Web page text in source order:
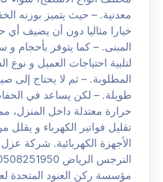
معدنية. – حيث يتميز بوزنه
خيارا مثاليا دون أن يضيف
المبنى. – كما يتوفر بأحجام
لتلبية احتياجات العميل و
المطلوبة. – ثم لا يحتاج إلى
طويلة. – لكن يساعد في
حرارة معتدلة داخل المنزل،
تقليل فواتير الكهرباء و يقلل
الأجهزة الكهربائية. شركة
مؤسسة ركن العنود المتحدة